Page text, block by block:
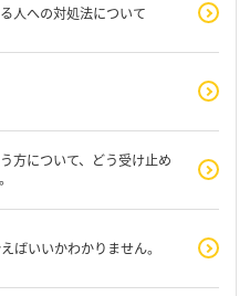
人への対処法について
方について、どう受け止め
ばいいかわかりません。